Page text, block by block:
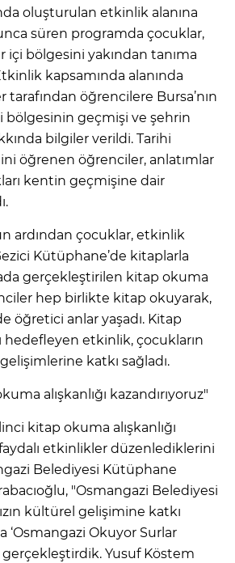
oluşturulan etkinlik alanına
süren programda çocuklar,
içi bölgesini yakından tanıma
kapsamında alanında
öğrencilere Bursa’nın
bölgesinin geçmişi ve şehrin
bilgiler verildi. Tarihi
öğrenen öğrenciler, anlatımlar
kentin geçmişine dair
ardından çocuklar, etkinlik
Kütüphane’de kitaplarla
gerçekleştirilen kitap okuma
hep birlikte kitap okuyarak,
öğretici anlar yaşadı. Kitap
hedefleyen etkinlik, çocukların
katkı sağladı.
alışkanlığı kazandırıyoruz"
kitap okuma alışkanlığı
etkinlikler düzenlediklerini
Belediyesi Kütüphane
"Osmangazi Belediyesi
kültürel gelişimine katkı
‘Osmangazi Okuyor Surlar
gerçekleştirdik. Yusuf Köstem